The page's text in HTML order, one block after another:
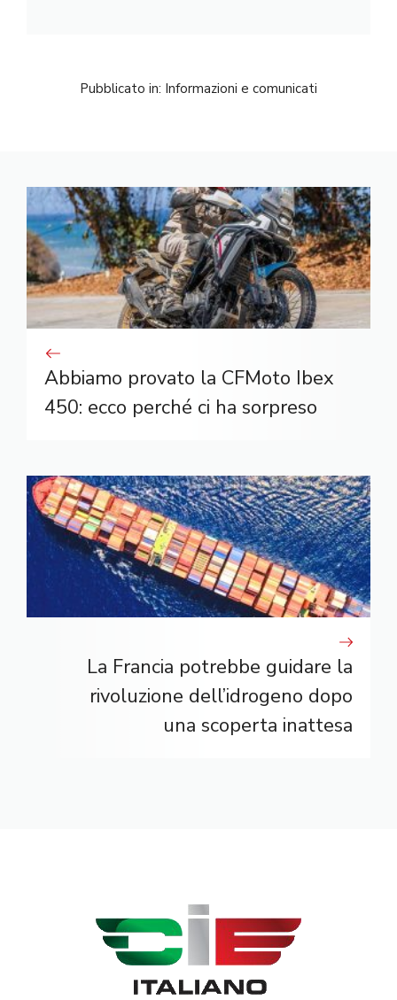
Pubblicato in: Informazioni e comunicati
Abbiamo provato la CFMoto Ibex
450: ecco perché ci ha sorpreso
La Francia potrebbe guidare la
rivoluzione dell’idrogeno dopo
una scoperta inattesa